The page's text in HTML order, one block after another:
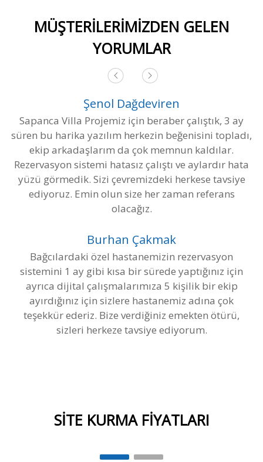
MÜŞTERİLERİMİZDEN GELEN
YORUMLAR
Şenol Dağdeviren
Sapanca Villa Projemiz için beraber çalıştık, 3 ay
süren bu harika yazılım herkezin beğenisini topladı,
ekip arkadaşlarım da çok memnun kaldılar.
Rezervasyon sistemi hatasız çalıştı ve aylardır hata
yüzü görmedik. Sizi çevremizdeki herkese tavsiye
ediyoruz. Emin olun size her zaman referans
olacağız.
Burhan Çakmak
Bağcılardaki özel hastanemizin rezervasyon
sistemini 1 ay gibi kısa bir sürede yaptığınız için
ayrıca dijital çalışmalarımıza 5 kişilik bir ekip
ayırdığınız için sizlere hastanemiz adına çok
teşekkür ederiz. Bize verdiğiniz emekten ötürü,
sizleri herkeze tavsiye ediyorum.
SİTE KURMA FİYATLARI